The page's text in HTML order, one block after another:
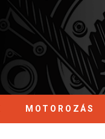
MOTOROZÁS